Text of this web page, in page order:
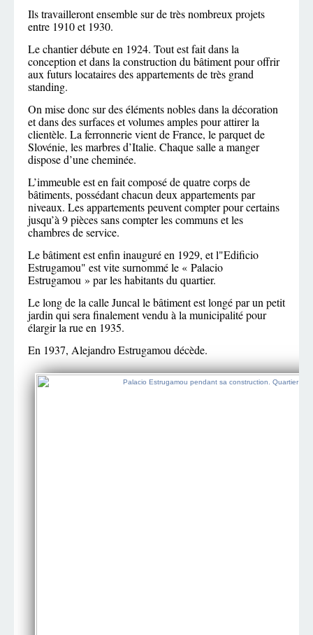
Ils travailleront ensemble sur de très nombreux projets
entre 1910 et 1930.
Le chantier débute en 1924. Tout est fait dans la
conception et dans la construction du bâtiment pour offrir
aux futurs locataires des appartements de très grand
standing.
On mise donc sur des éléments nobles dans la décoration
et dans des surfaces et volumes amples pour attirer la
clientèle. La ferronnerie vient de France, le parquet de
Slovénie, les marbres d’Italie. Chaque salle a manger
dispose d’une cheminée.
L’immeuble est en fait composé de quatre corps de
bâtiments, possédant chacun deux appartements par
niveaux. Les appartements peuvent compter pour certains
jusqu’à 9 pièces sans compter les communs et les
chambres de service.
Le bâtiment est enfin inauguré en 1929, et l"Edificio
Estrugamou" est vite surnommé le « Palacio
Estrugamou » par les habitants du quartier.
Le long de la calle Juncal le bâtiment est longé par un petit
jardin qui sera finalement vendu à la municipalité pour
élargir la rue en 1935.
En 1937, Alejandro Estrugamou décède.